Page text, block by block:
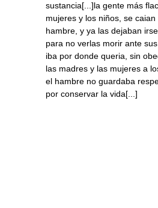
sustancia[...]la gente más
mujeres y los niños, se
hambre, y ya las dejaban
para no verlas morir ante
iba por donde queria, sin
las madres y las mujeres a
el hambre no guardaba
por conservar la vida[...]